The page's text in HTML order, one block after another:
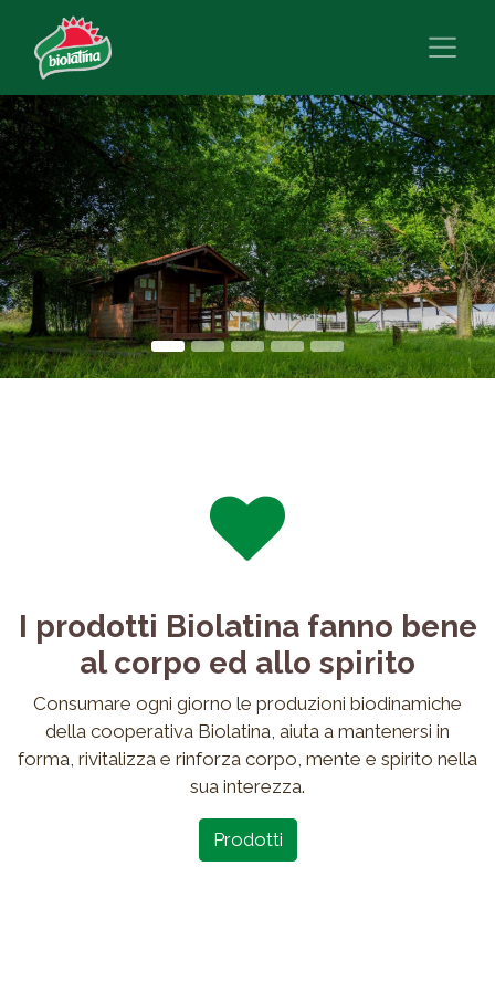
I prodotti Biolatina fanno bene
al corpo ed allo spirito
Consumare ogni giorno le produzioni biodinamiche
della cooperativa Biolatina, aiuta a mantenersi in
forma, rivitalizza e rinforza corpo, mente e spirito nella
sua interezza.
Prodotti